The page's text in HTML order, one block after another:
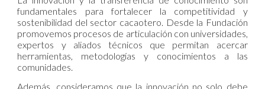
fundamentales para fortalecer la competitividad y
sostenibilidad del sector cacaotero. Desde la Fundación
promovemos procesos de articulación con universidades,
expertos y aliados técnicos que permitan acercar
herramientas, metodologías y conocimientos a las
comunidades.
Además, consideramos que la innovación no solo debe